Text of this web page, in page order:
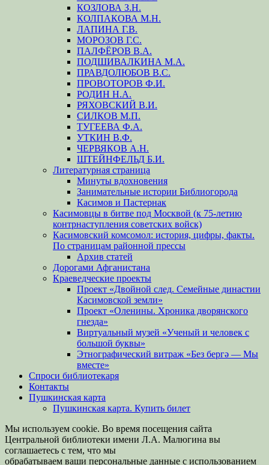
КОЗЛОВА З.Н.
КОЛПАКОВА М.Н.
ЛАПИНА Г.В.
МОРОЗОВ Г.С.
ПАЛФЁРОВ В.А.
ПОДШИВАЛКИНА М.А.
ПРАВДОЛЮБОВ В.С.
ПРОВОТОРОВ Ф.И.
РОДИН Н.А.
РЯХОВСКИЙ В.И.
СИЛКОВ М.П.
ТУГЕЕВА Ф.А.
УТКИН В.Ф.
ЧЕРВЯКОВ А.Н.
ШТЕЙНФЕЛЬД Б.И.
Литературная страница
Минуты вдохновения
Занимательные истории Библиогорода
Касимов и Пастернак
Касимовцы в битве под Москвой (к 75-летию
контрнаступления советских войск)
Касимовский комсомол: история, цифры, факты.
По страницам районной прессы
Архив статей
Дорогами Афганистана
Краеведческие проекты
Проект «Двойной след. Семейные династии
Касимовской земли»
Проект «Оленины. Хроника дворянского
гнезда»
Виртуальный музей «Ученый и человек с
большой буквы»
Этнографический витраж «Без бергə — Мы
вместе»
Спроси библиотекаря
Контакты
Пушкинская карта
Пушкинская карта. Купить билет
Мы используем cookie. Во время посещения сайта
Центральной библиотеки имени Л.А. Малюгина вы
соглашаетесь с тем, что мы
обрабатываем ваши персональные данные с использованием